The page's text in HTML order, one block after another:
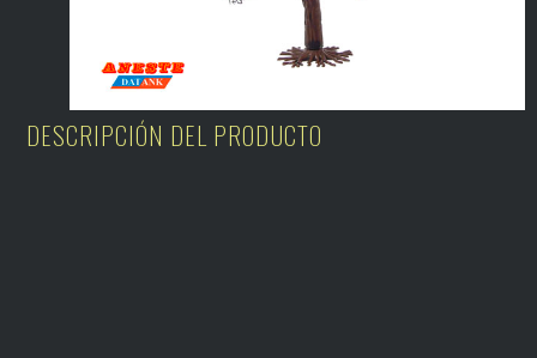
DESCRIPCIÓN DEL PRODUCTO